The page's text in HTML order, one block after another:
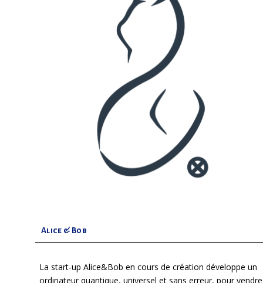
Alice & Bob
La start-up Alice&Bob en cours de création développe un
ordinateur quantique, universel et sans erreur, pour vendre